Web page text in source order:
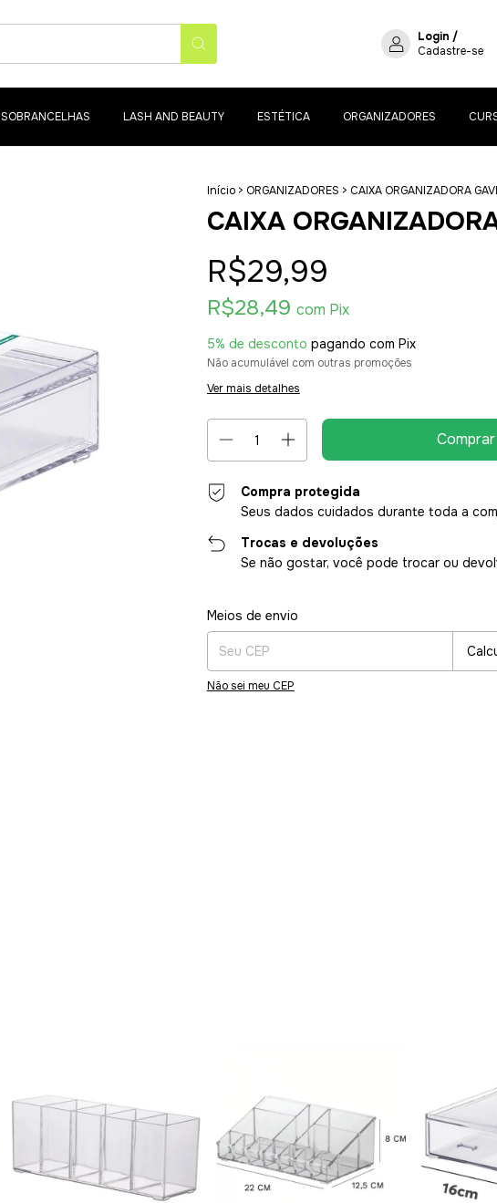
Login /
Cadastre-se
SOBRANCELHAS LASH AND BEAUTY ESTÉTICA ORGANIZADORES
Início > ORGANIZADORES > CAIXA ORGANIZADORA
CAIXA
R$29,99
R$28,49 com Pix
5% de desconto pagando com Pix
Não acumulável com outras promoções
Ver mais detalhes
Compra protegida
Seus dados cuidados durante toda a
Trocas e devoluções
Se não gostar, você pode trocar ou
Entregas para o CEP:
Meios de envio
Não sei meu CEP